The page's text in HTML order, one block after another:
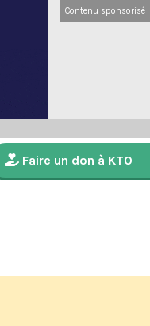
Contenu sponsorisé
Faire un don à KTO